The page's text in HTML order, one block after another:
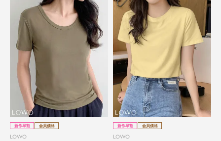
新作早割 会員価格
LOWO
新作早割 会員価格
LOWO